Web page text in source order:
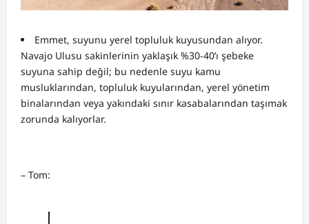
Emmet, suyunu yerel topluluk kuyusundan alıyor.
Navajo Ulusu sakinlerinin yaklaşık %30-40’ı şebeke
suyuna sahip değil; bu nedenle suyu kamu
musluklarından, topluluk kuyularından, yerel yönetim
binalarından veya yakındaki sınır kasabalarından taşımak
zorunda kalıyorlar.
– Tom: